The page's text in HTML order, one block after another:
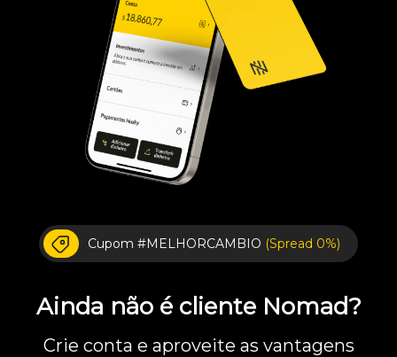
Cupom #MELHORCAMBIO (Spread 0%)
Ainda não é cliente Nomad?
Crie conta e aproveite as vantagens